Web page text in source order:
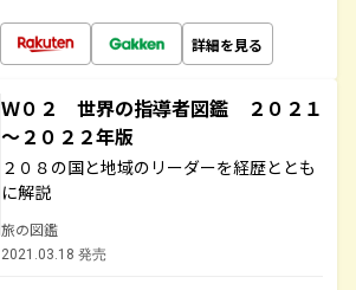
詳細を見る
Ｗ０２ 世界の指導者図鑑 ２０２１
～２０２２年版
２０８の国と地域のリーダーを経歴ととも
に解説
旅の図鑑
2021.03.18 発売